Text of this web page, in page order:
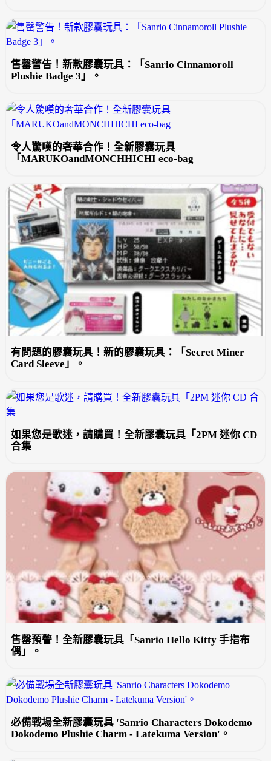
售罄警告！新款膠囊玩具：「Sanrio Cinnamoroll
Plushie Badge 3」。
令人驚嘆的奢華合作！全新膠囊玩具
「MARUKOandMONCHHICHI eco-bag
有問題的膠囊玩具！新的膠囊玩具：「Secret Miner
Card Sleeve」。
如果您是歌迷，請購買！全新膠囊玩具「2PM 迷你 CD
合集
售罄預警！全新膠囊玩具「Sanrio Hello Kitty 手指布
偶」。
必備戰場全新膠囊玩具 'Sanrio Characters Dokodemo
Dokodemo Plushie Charm - Latekuma Version'。